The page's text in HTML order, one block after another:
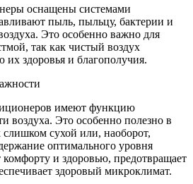
оснащены системами
пыль, пыльцу, бактерии и
Это особенно важно для
так как чистый воздух
их здоровья и благополучия.
имеют функцию
воздуха. Это особенно полезно в
слишком сухой или, наоборот,
оптимального уровня
комфорту и здоровью, предотвращает
здоровый микроклимат.